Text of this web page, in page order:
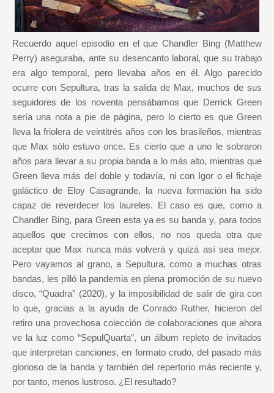
Recuerdo aquel episodio en el que Chandler Bing (Matthew
Perry) aseguraba, ante su desencanto laboral, que su trabajo
era algo temporal, pero llevaba años en él. Algo parecido
ocurre con Sepultura, tras la salida de Max, muchos de sus
seguidores de los noventa pensábamos que Derrick Green
sería una nota a pie de página, pero lo cierto es que Green
lleva la friolera de veintitrés años con los brasileños, mientras
que Max sólo estuvo once. Es cierto que a uno le sobraron
años para llevar a su propia banda a lo más alto, mientras que
Green lleva más del doble y todavía, ni con Igor o el fichaje
galáctico de Eloy Casagrande, la nueva formación ha sido
capaz de reverdecer los laureles. El caso es que, como a
Chandler Bing, para Green esta ya es su banda y, para todos
aquellos que crecimos con ellos, no nos queda otra que
aceptar que Max nunca más volverá y quizá así sea mejor.
Pero vayamos al grano, a Sepultura, como a muchas otras
bandas, les pilló la pandemia en plena promoción de su nuevo
disco, “Quadra” (2020), y la imposibilidad de salir de gira con
lo que, gracias a la ayuda de Conrado Ruther, hicieron del
retiro una provechosa colección de colaboraciones que ahora
ve la luz como “SepulQuarta”, un álbum repleto de invitados
que interpretan canciones, en formato crudo, del pasado más
glorioso de la banda y también del repertorio más reciente y,
por tanto, menos lustroso. ¿El resultado?